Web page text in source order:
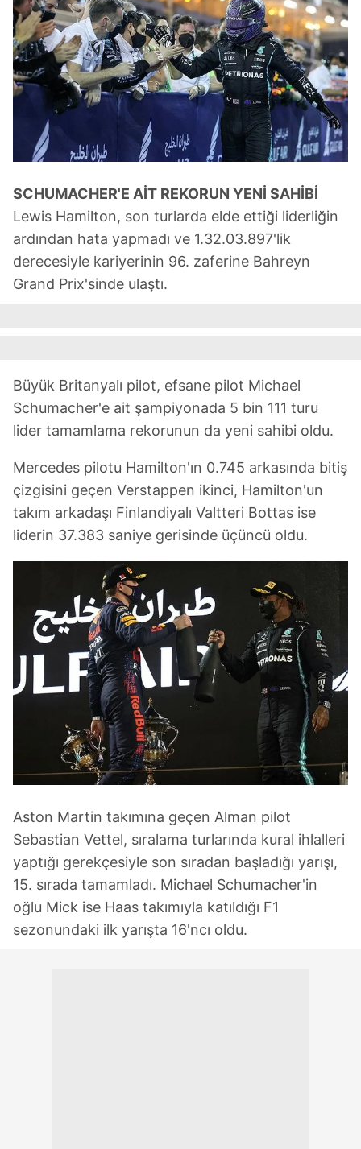
SCHUMACHER'E AİT REKORUN YENİ SAHİBİ
Lewis Hamilton, son turlarda elde ettiği liderliğin
ardından hata yapmadı ve 1.32.03.897'lik
derecesiyle kariyerinin 96. zaferine Bahreyn
Grand Prix'sinde ulaştı.
Büyük Britanyalı pilot, efsane pilot Michael
Schumacher'e ait şampiyonada 5 bin 111 turu
lider tamamlama rekorunun da yeni sahibi oldu.
Mercedes pilotu Hamilton'ın 0.745 arkasında bitiş
çizgisini geçen Verstappen ikinci, Hamilton'un
takım arkadaşı Finlandiyalı Valtteri Bottas ise
liderin 37.383 saniye gerisinde üçüncü oldu.
Aston Martin takımına geçen Alman pilot
Sebastian Vettel, sıralama turlarında kural ihlalleri
yaptığı gerekçesiyle son sıradan başladığı yarışı,
15. sırada tamamladı. Michael Schumacher'in
oğlu Mick ise Haas takımıyla katıldığı F1
sezonundaki ilk yarışta 16'ncı oldu.